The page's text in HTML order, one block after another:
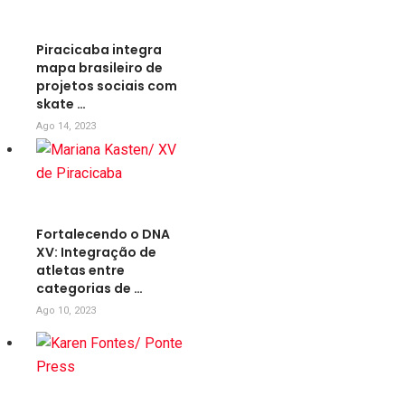
Piracicaba integra
mapa brasileiro de
projetos sociais com
skate …
Ago 14, 2023
Fortalecendo o DNA
XV: Integração de
atletas entre
categorias de …
Ago 10, 2023